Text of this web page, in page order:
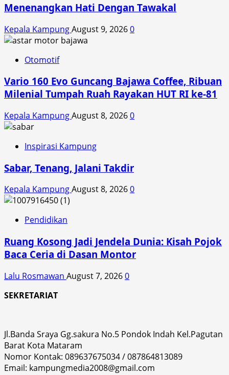
Program
Berdaya
dan
Menenangkan Hati Dengan Tawakal
Kepala KampungAugust 9, 20260
Otomotif
Vario 160 Evo Guncang Bajawa Coffee, Ribuan
Milenial Tumpah Ruah Rayakan HUT RI ke-81
Kepala KampungAugust 8, 20260
Inspirasi Kampung
Sabar, Tenang, Jalani Takdir
Kepala KampungAugust 8, 20260
Pendidikan
Ruang Kosong Jadi Jendela Dunia: Kisah Pojok
Baca Ceria di Dasan Montor
Lalu Rosmawan August 7, 20260
SEKRETARIAT
Jl.Banda Sraya Gg.sakura No.5 Pondok Indah Kel.Pagutan
Barat Kota Mataram
Nomor Kontak: 089637675034 / 087864813089
Email: kampungmedia2008@gmail.com